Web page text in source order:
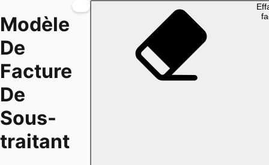
Modèle
De
Facture
De
Sous-
traitant